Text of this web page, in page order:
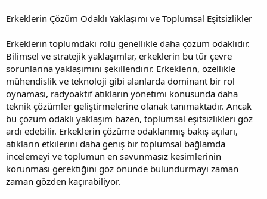
Erkeklerin Çözüm Odaklı Yaklaşımı ve Toplumsal Eşitsizlikler
Erkeklerin toplumdaki rolü genellikle daha çözüm odaklıdır.
Bilimsel ve stratejik yaklaşımlar, erkeklerin bu tür çevre
sorunlarına yaklaşımını şekillendirir. Erkeklerin, özellikle
mühendislik ve teknoloji gibi alanlarda dominant bir rol
oynaması, radyoaktif atıkların yönetimi konusunda daha
teknik çözümler geliştirmelerine olanak tanımaktadır. Ancak
bu çözüm odaklı yaklaşım bazen, toplumsal eşitsizlikleri göz
ardı edebilir. Erkeklerin çözüme odaklanmış bakış açıları,
atıkların etkilerini daha geniş bir toplumsal bağlamda
incelemeyi ve toplumun en savunmasız kesimlerinin
korunması gerektiğini göz önünde bulundurmayı zaman
zaman gözden kaçırabiliyor.